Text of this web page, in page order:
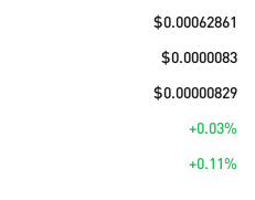
$0.00062861
$0.0000083
$0.00000829
+0.03%
+0.11%